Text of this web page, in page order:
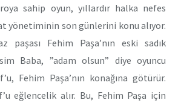
sahip oyun, yıllardır halka nefes
yönetiminin son günlerini konu alıyor.
paşası Fehim Paşa’nın eski sadık
Baba, ”adam olsun” diye oyuncu
Fehim Paşa’nın konağına götürür.
eğlencelik alır. Bu, Fehim Paşa için